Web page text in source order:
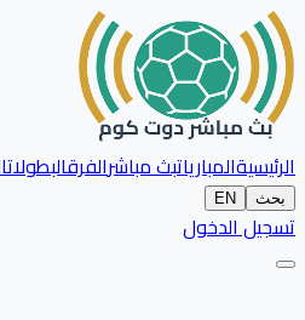
الرئيسيةالمبارياتبث مباشرالفرقالبطولات
بحث EN
تسجيل الدخول